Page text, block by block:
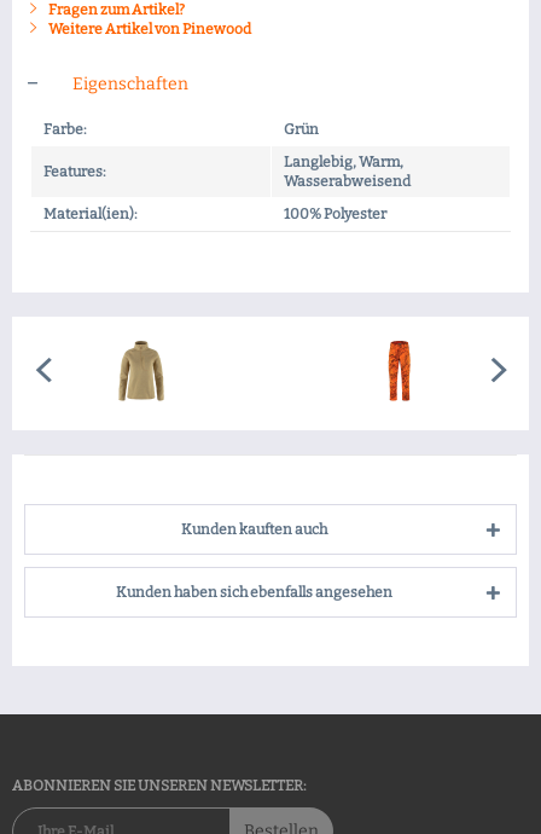
Fragen zum Artikel?
Weitere Artikel von Pinewood
Eigenschaften
Farbe: Grün
Features:
Langlebig, Warm,
Wasserabweisend
Material(ien):
100% Polyester
Kunden kauften auch
Kunden haben sich ebenfalls angesehen
ABONNIEREN SIE UNSEREN NEWSLETTER: